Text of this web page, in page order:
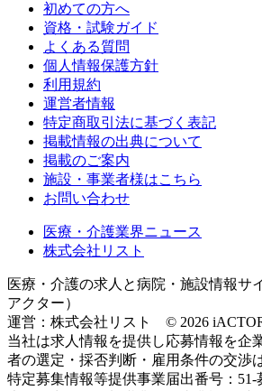
初めての方へ
資格・試験ガイド
よくある質問
個人情報保護方針
利用規約
運営者情報
特定商取引法に基づく表記
掲載情報の出典について
掲載のご案内
施設・事業者様はこちら
お問い合わせ
医療・介護業界ニュース
株式会社リスト
医療・介護の求人と病院・施設情報サ
アクター）
運営：株式会社リスト © 2026
当社は求人情報を提供し応募情報を企
者の選定・採否判断・雇用条件の交渉
特定募集情報等提供事業届出番号：51-